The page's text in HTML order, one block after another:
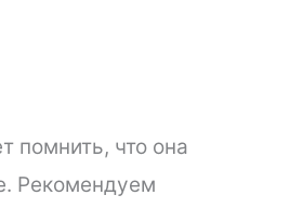
помнить, что она
Рекомендуем